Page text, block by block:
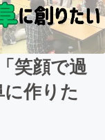
笑顔で過
作りた